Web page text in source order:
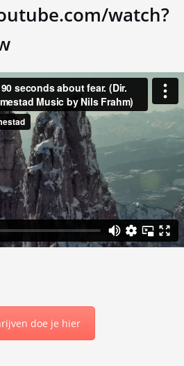
watch?
doe je hier